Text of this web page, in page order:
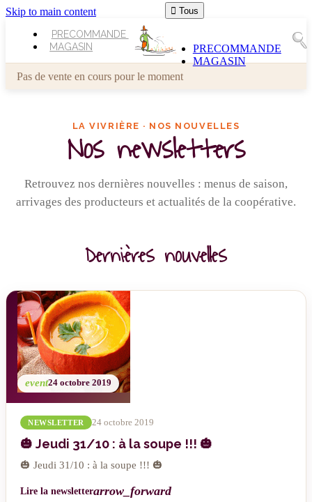
Skip to main content
PRECOMMANDE
MAGASIN
 Tous
PRECOMMANDE
MAGASIN
Pas de vente en cours pour le moment
LA VIVRIÈRE · NOS NOUVELLES
Nos newsletters
Retrouvez nos dernières nouvelles : menus de saison,
arrivages des producteurs et actualités de la coopérative.
Dernières nouvelles
event24 octobre 2019
NEWSLETTER 24 octobre 2019
🎃 Jeudi 31/10 : à la soupe !!! 🎃
🎃 Jeudi 31/10 : à la soupe !!! 🎃
Lire la newsletterarrow_forward